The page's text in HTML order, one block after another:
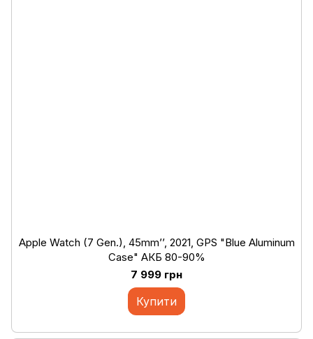
Apple Watch (7 Gen.), 45mm’’, 2021, GPS "Blue Aluminum
Case" АКБ 80-90%
7 999 грн
Купити